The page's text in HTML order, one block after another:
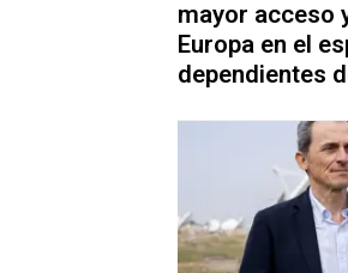
mayor acceso
Europa en el
dependientes